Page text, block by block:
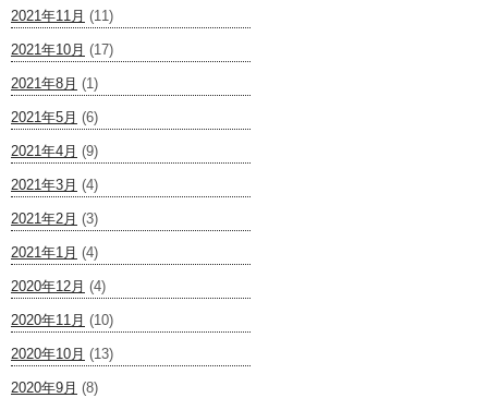
2021年11月 (11)
2021年10月 (17)
2021年8月 (1)
2021年5月 (6)
2021年4月 (9)
2021年3月 (4)
2021年2月 (3)
2021年1月 (4)
2020年12月 (4)
2020年11月 (10)
2020年10月 (13)
2020年9月 (8)